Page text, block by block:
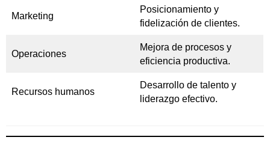
Marketing
Posicionamiento y
fidelización de clientes.
Operaciones
Mejora de procesos y
eficiencia productiva.
Recursos humanos
Desarrollo de talento y
liderazgo efectivo.